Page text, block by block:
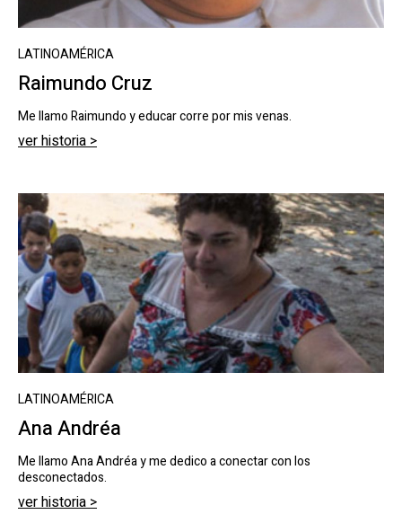
LATINOAMÉRICA
Raimundo Cruz
Me llamo Raimundo y educar corre por mis venas.
ver historia >
LATINOAMÉRICA
Ana Andréa
Me llamo Ana Andréa y me dedico a conectar con los
desconectados.
ver historia >